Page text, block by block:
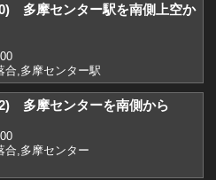
多摩センター駅を南側上空か
合,多摩センター駅
多摩センターを南側から
合,多摩センター